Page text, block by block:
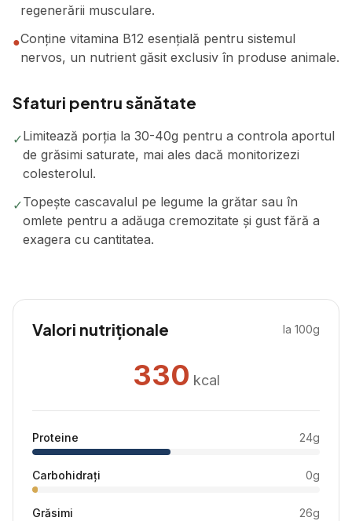
regenerării musculare.
●Conține vitamina B12 esențială pentru sistemul
nervos, un nutrient găsit exclusiv în produse animale.
Sfaturi pentru sănătate
✓Limitează porția la 30-40g pentru a controla aportul
de grăsimi saturate, mai ales dacă monitorizezi
colesterolul.
✓Topește cascavalul pe legume la grătar sau în
omlete pentru a adăuga cremozitate și gust fără a
exagera cu cantitatea.
Valori nutriționale la 100g
330 kcal
Proteine 24g
Carbohidrați 0g
Grăsimi 26g